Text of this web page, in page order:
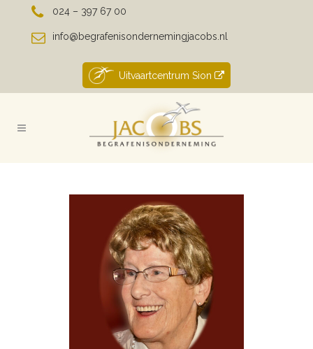
024 – 397 67 00
info@begrafenisondernemingjacobs.nl
Uitvaartcentrum Sion